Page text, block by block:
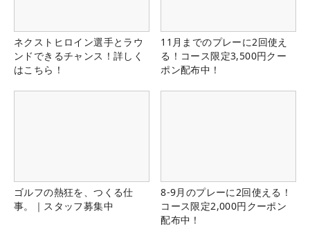
ネクストヒロイン選手とラウ
ンドできるチャンス！詳しく
はこちら！
11月までのプレーに2回使え
る！コース限定3,500円クー
ポン配布中！
ゴルフの熱狂を、つくる仕
事。｜スタッフ募集中
8-9月のプレーに2回使える！
コース限定2,000円クーポン
配布中！